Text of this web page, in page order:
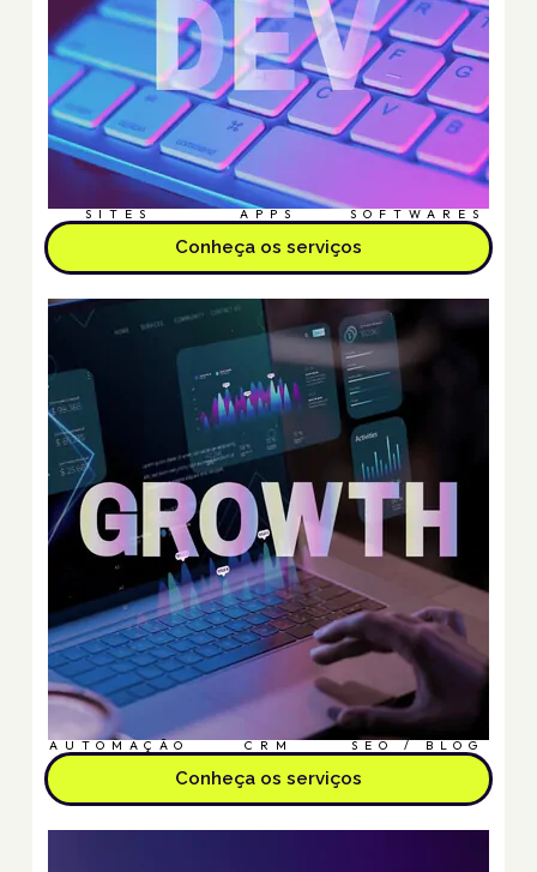
SITES APPS SOFTWARES
Conheça os serviços
AUTOMAÇÃO CRM SEO / BLOG
Conheça os serviços